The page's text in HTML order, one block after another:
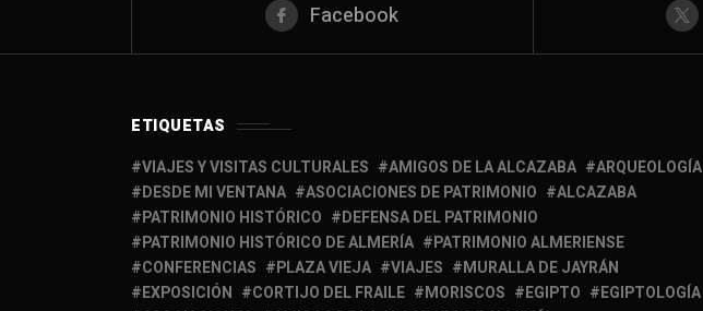
Facebook
ETIQUETAS
VIAJES Y VISITAS CULTURALES
AMIGOS DE LA ALCAZABA
ARQUEOLOGÍA
DESDE MI VENTANA
ASOCIACIONES DE PATRIMONIO
ALCAZABA
PATRIMONIO HISTÓRICO
DEFENSA DEL PATRIMONIO
PATRIMONIO HISTÓRICO DE ALMERÍA
PATRIMONIO ALMERIENSE
CONFERENCIAS
PLAZA VIEJA VIAJES
MURALLA DE JAYRÁN
EXPOSICIÓN
CORTIJO DEL FRAILE MORISCOS EGIPTO
EGIPTOLOGÍA